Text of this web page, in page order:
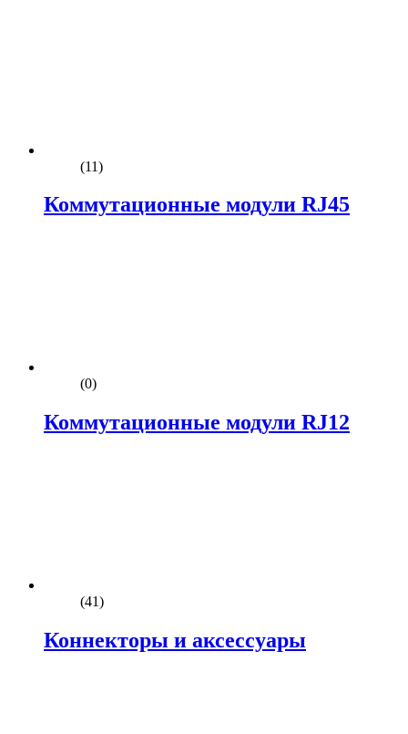
(11)
Коммутационные модули RJ45
(0)
Коммутационные модули RJ12
(41)
Коннекторы и аксессуары